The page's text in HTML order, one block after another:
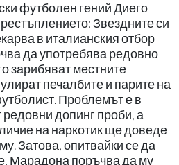
футболен гений Диего
Звездните си
в италианския отбор
да употребява редовно
зарибяват местните
печалбите и парите на
Проблемът е в
допинг проби, а
на наркотик ще доведе
Затова, опитвайки се да
Марадона поръчва да му